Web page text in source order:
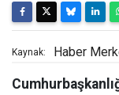
Kaynak: Haber